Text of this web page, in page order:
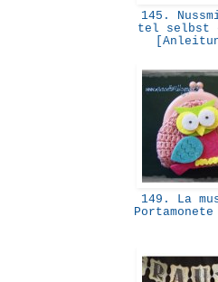
145.
tel selbst
149. La